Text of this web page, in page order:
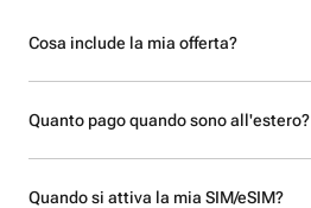
Cosa include la mia offerta?
Quanto pago quando sono all'estero?
Quando si attiva la mia SIM/eSIM?